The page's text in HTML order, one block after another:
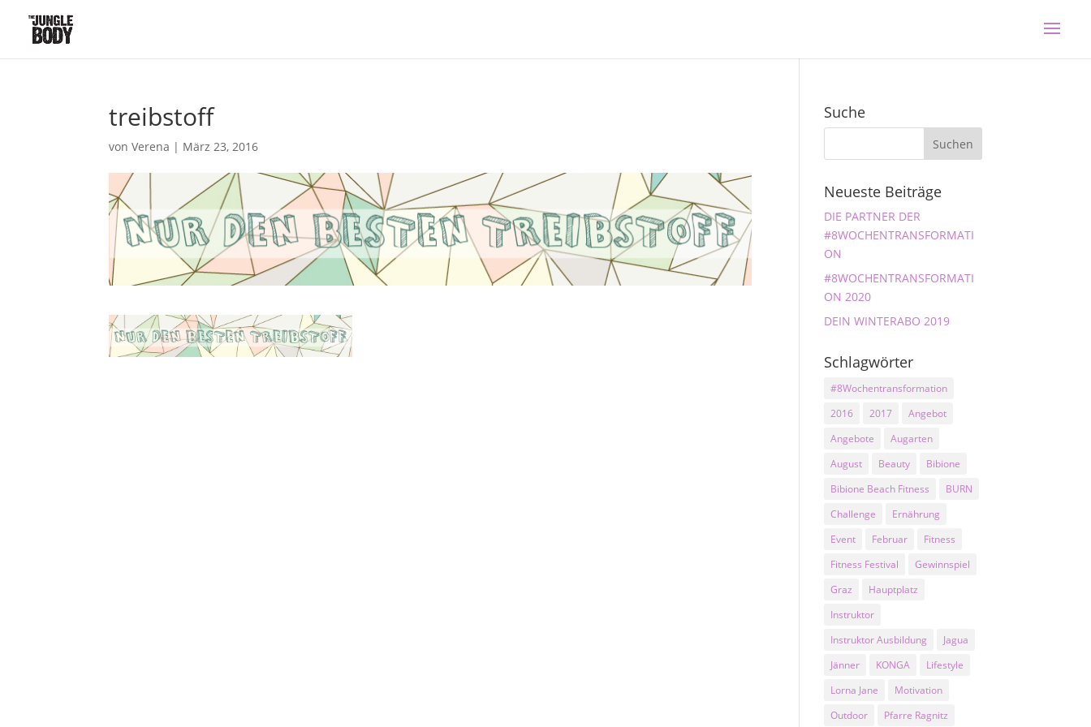
treibstoff
vonVerena | März 23, 2016
Suche
Neueste Beiträge
DIE PARTNER DER
#8WOCHENTRANSFORMATI
ON
#8WOCHENTRANSFORMATI
ON 2020
DEIN WINTERABO 2019
Schlagwörter
#8Wochentransformation
2016
2017
Angebot
Angebote
Augarten
August
Beauty
Bibione
Bibione Beach Fitness
BURN
Challenge
Ernährung
Event
Februar
Fitness
Fitness Festival
Gewinnspiel
Graz
Hauptplatz
Instruktor
Instruktor Ausbildung
Jagua
Jänner
KONGA
Lifestyle
Lorna Jane
Motivation
Outdoor
Pfarre Ragnitz